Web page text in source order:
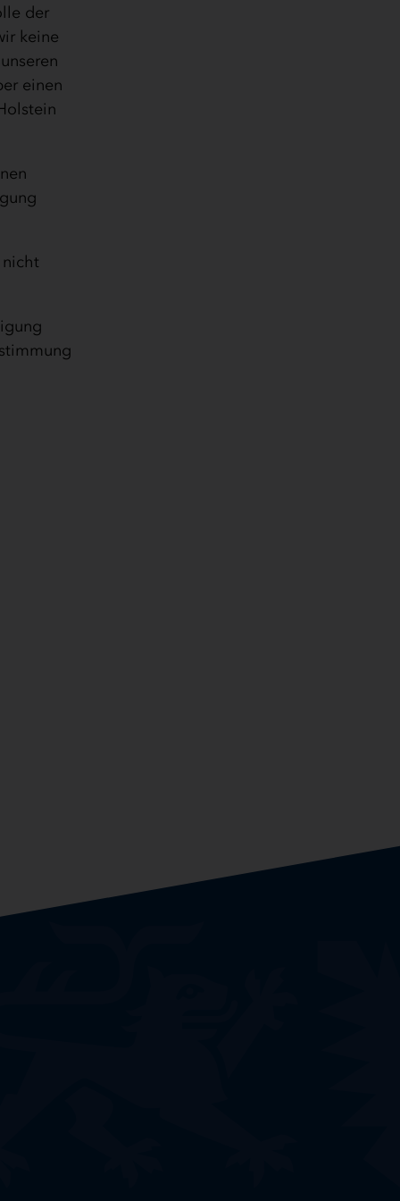
der
keine
einen